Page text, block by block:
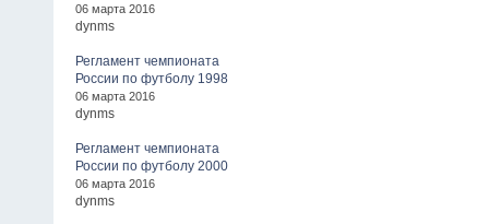
06 марта 2016
dynms
Регламент чемпионата
России по футболу 1998
06 марта 2016
dynms
Регламент чемпионата
России по футболу 2000
06 марта 2016
dynms